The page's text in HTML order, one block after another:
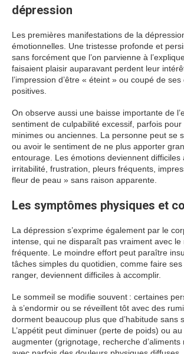
dépression
Les premières manifestations de la
émotionnelles. Une tristesse profonde et
sans forcément que l’on parvienne à
faisaient plaisir auparavant perdent leur
l’impression d’être « éteint » ou coupé de
positives.
On observe aussi une baisse importante de
sentiment de culpabilité excessif, parfois pour
minimes ou anciennes. La personne peut se
ou avoir le sentiment de ne plus apporter
entourage. Les émotions deviennent difficiles
irritabilité, frustration, pleurs fréquents,
fleur de peau » sans raison apparente.
Les symptômes physiques et
La dépression s’exprime également par le
intense, qui ne disparaît pas vraiment avec le
fréquente. Le moindre effort peut paraître
tâches simples du quotidien, comme faire
ranger, deviennent difficiles à accomplir.
Le sommeil se modifie souvent : certaines
à s’endormir ou se réveillent tôt avec des
dorment beaucoup plus que d’habitude sans
L’appétit peut diminuer (perte de poids) ou
augmenter (grignotage, recherche d’aliments